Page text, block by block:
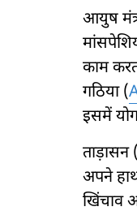
आयुष
काम
गठिया (
इसमें
अपने
खिंचाव